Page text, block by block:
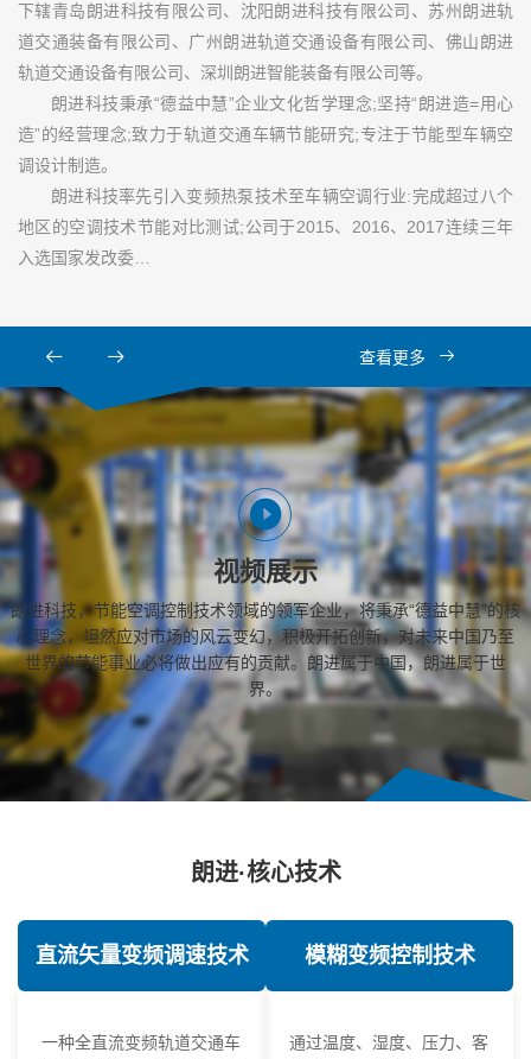
下辖青岛朗进科技有限公司、沈阳朗进科技有限公司、苏州朗进轨
道交通装备有限公司、广州朗进轨道交通设备有限公司、佛山朗进
轨道交通设备有限公司、深圳朗进智能装备有限公司等。
朗进科技秉承“德益中慧”企业文化哲学理念;坚持“朗进造=用心
造”的经营理念;致力于轨道交通车辆节能研究;专注于节能型车辆空
调设计制造。
朗进科技率先引入变频热泵技术至车辆空调行业:完成超过八个
地区的空调技术节能对比测试;公司于2015、2016、2017连续三年
入选国家发改委…
查看更多
视频展示
朗进科技，节能空调控制技术领域的领军企业，将秉承“德益中慧”的核
心理念，坦然应对市场的风云变幻，积极开拓创新，对未来中国乃至
世界的节能事业必将做出应有的贡献。朗进属于中国，朗进属于世
界。
朗进·核心技术
直流矢量变频调速技术
一种全直流变频轨道交通车
模糊变频控制技术
通过温度、湿度、压力、客